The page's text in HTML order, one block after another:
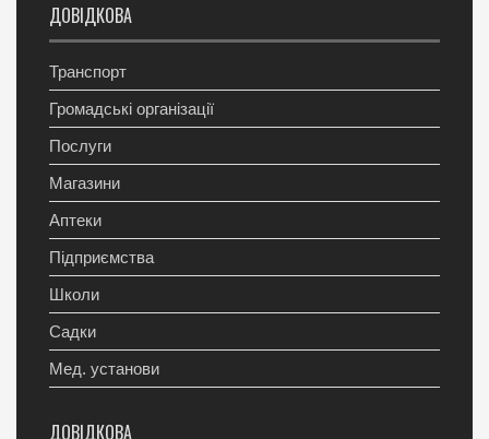
ДОВІДКОВА
Транспорт
Громадські організації
Послуги
Магазини
Аптеки
Підприємства
Школи
Садки
Мед. установи
ДОВІДКОВА